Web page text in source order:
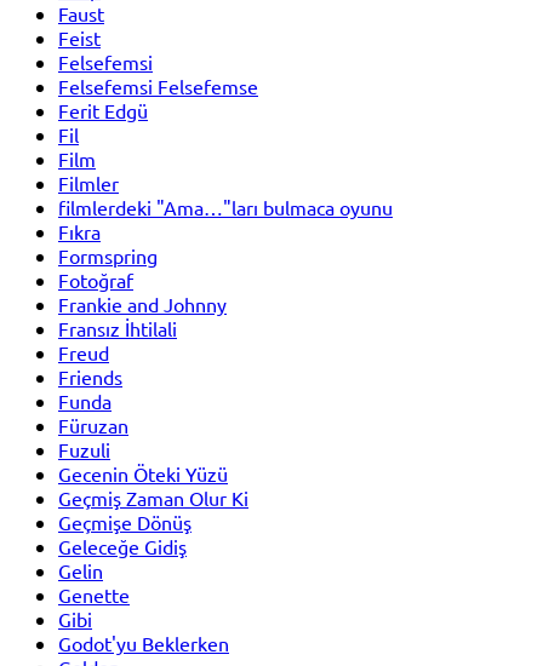
Faust
Feist
Felsefemsi
Felsefemsi Felsefemse
Ferit Edgü
Fil
Film
Filmler
filmlerdeki "Ama…"ları bulmaca oyunu
Fıkra
Formspring
Fotoğraf
Frankie and Johnny
Fransız İhtilali
Freud
Friends
Funda
Füruzan
Fuzuli
Gecenin Öteki Yüzü
Geçmiş Zaman Olur Ki
Geçmişe Dönüş
Geleceğe Gidiş
Gelin
Genette
Gibi
Godot'yu Beklerken